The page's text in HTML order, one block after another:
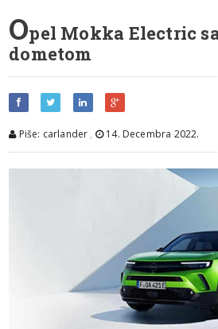
Opel Mokka Electric
dometom
Piše: carlander , 14. Decembra 2022.